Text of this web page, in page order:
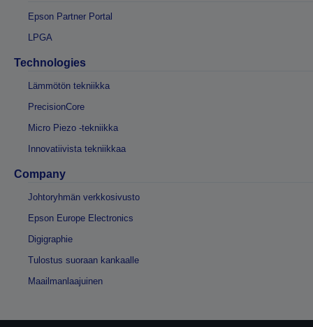
Epson Partner Portal
LPGA
Technologies
Lämmötön tekniikka
PrecisionCore
Micro Piezo -tekniikka
Innovatiivista tekniikkaa
Company
Johtoryhmän verkkosivusto
Epson Europe Electronics
Digigraphie
Tulostus suoraan kankaalle
Maailmanlaajuinen